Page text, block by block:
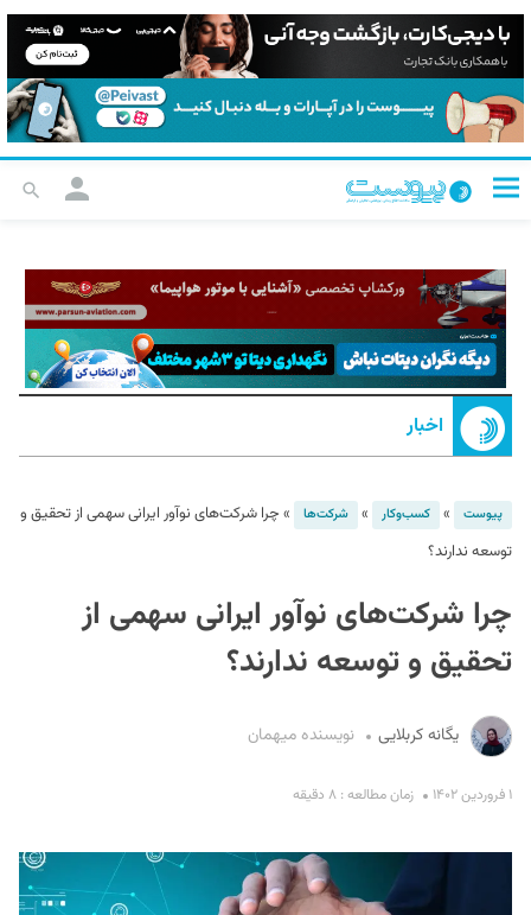
اخبار
پیوست » کسب‌و‌کار » شرکت‌ها » چرا شرکت‌های نوآور ایرانی سهمی از تحقیق و
توسعه ندارند؟
چرا شرکت‌های نوآور ایرانی سهمی از
تحقیق و توسعه ندارند؟
یگانه کربلایی نویسنده میهمان
۱ فروردین ۱۴۰۲ زمان مطالعه : ۸ دقیقه